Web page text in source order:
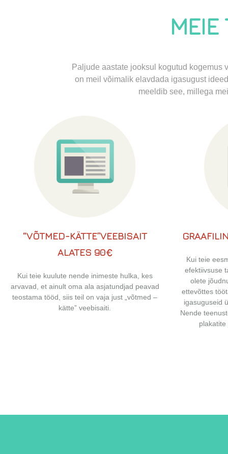
Paljude aastate jooksul kogutud
on meil võimalik elavdada igasugust
meeldib see, millega
“VÕTMED-KÄTTE”VEEBISAIT
ALATES 90
Kui teie kuulute nende inimeste hulka, kes
arvavad, et ainult oma ala asjatundjad peavad
teostama tööd, siis teil on vaja just „võtmed –
kätte” veebisaiti.
Kui teie
efektiivsuse
olete
ettevõttes
igasuguseid
Nende